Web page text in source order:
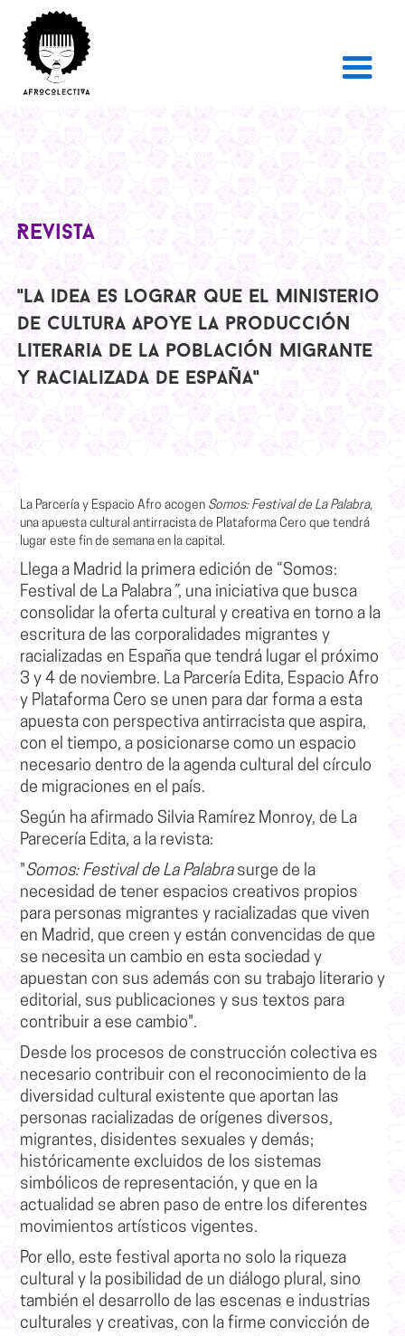
Revista
"La idea es lograr que el Ministerio
de Cultura apoye la producción
literaria de la población migrante
y racializada de España"
La Parcería y Espacio Afro acogen Somos: Festival de La Palabra,
una apuesta cultural antirracista de Plataforma Cero que tendrá
lugar este fin de semana en la capital.
Llega a Madrid la primera edición de “Somos:
Festival de La Palabra”, una iniciativa que busca
consolidar la oferta cultural y creativa en torno a la
escritura de las corporalidades migrantes y
racializadas en España que tendrá lugar el próximo
3 y 4 de noviembre. La Parcería Edita, Espacio Afro
y Plataforma Cero se unen para dar forma a esta
apuesta con perspectiva antirracista que aspira,
con el tiempo, a posicionarse como un espacio
necesario dentro de la agenda cultural del círculo
de migraciones en el país.
Según ha afirmado Silvia Ramírez Monroy, de La
Parecería Edita, a la revista:
"Somos: Festival de La Palabra surge de la
necesidad de tener espacios creativos propios
para personas migrantes y racializadas que viven
en Madrid, que creen y están convencidas de que
se necesita un cambio en esta sociedad y
apuestan con sus además con su trabajo literario y
editorial, sus publicaciones y sus textos para
contribuir a ese cambio".
Desde los procesos de construcción colectiva es
necesario contribuir con el reconocimiento de la
diversidad cultural existente que aportan las
personas racializadas de orígenes diversos,
migrantes, disidentes sexuales y demás;
históricamente excluidos de los sistemas
simbólicos de representación, y que en la
actualidad se abren paso de entre los diferentes
movimientos artísticos vigentes.
Por ello, este festival aporta no solo la riqueza
cultural y la posibilidad de un diálogo plural, sino
también el desarrollo de las escenas e industrias
culturales y creativas, con la firme convicción de